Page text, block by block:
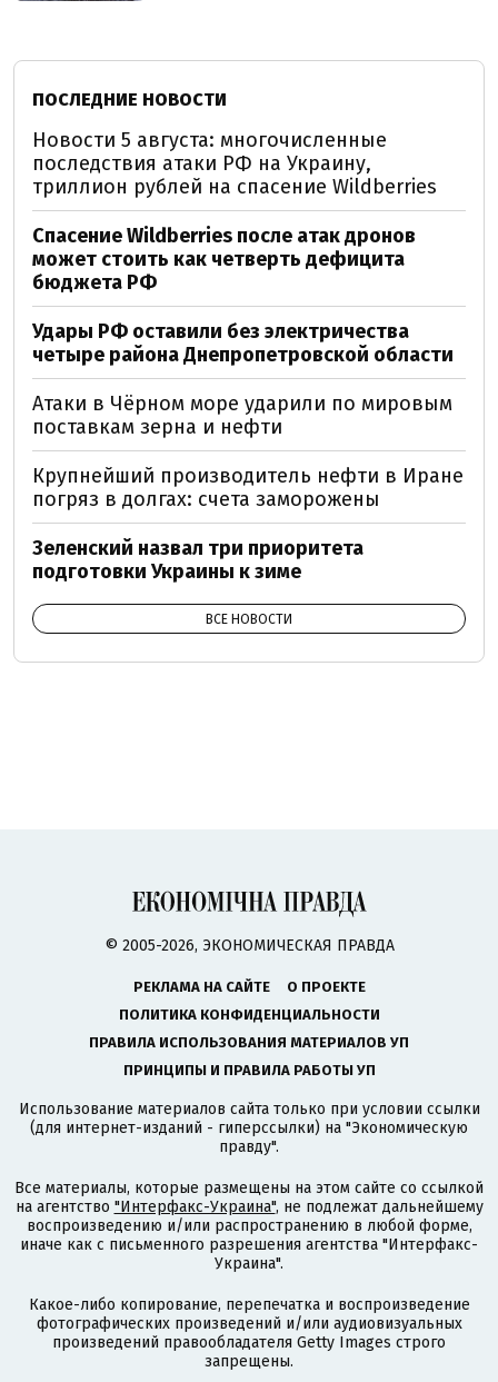
ПОСЛЕДНИЕ НОВОСТИ
Новости 5 августа: многочисленные
последствия атаки РФ на Украину,
триллион рублей на спасение Wildberries
Спасение Wildberries после атак дронов
может стоить как четверть дефицита
бюджета РФ
Удары РФ оставили без электричества
четыре района Днепропетровской области
Атаки в Чёрном море ударили по мировым
поставкам зерна и нефти
Крупнейший производитель нефти в Иране
погряз в долгах: счета заморожены
Зеленский назвал три приоритета
подготовки Украины к зиме
ВСЕ НОВОСТИ
© 2005-2026, ЭКОНОМИЧЕСКАЯ ПРАВДА
РЕКЛАМА НА САЙТЕ
О ПРОЕКТЕ
ПОЛИТИКА КОНФИДЕНЦИАЛЬНОСТИ
ПРАВИЛА ИСПОЛЬЗОВАНИЯ МАТЕРИАЛОВ УП
ПРИНЦИПЫ И ПРАВИЛА РАБОТЫ УП
Использование материалов сайта только при условии ссылки
(для интернет-изданий - гиперссылки) на "Экономическую
правду".
Все материалы, которые размещены на этом сайте со ссылкой
на агентство "Интерфакс-Украина", не подлежат дальнейшему
воспроизведению и/или распространению в любой форме,
иначе как с письменного разрешения агентства "Интерфакс-
Украина".
Какое-либо копирование, перепечатка и воспроизведение
фотографических произведений и/или аудиовизуальных
произведений правообладателя Getty Images строго
запрещены.